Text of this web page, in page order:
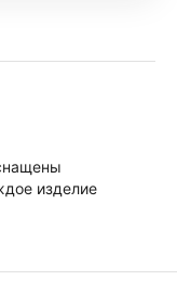
изделие